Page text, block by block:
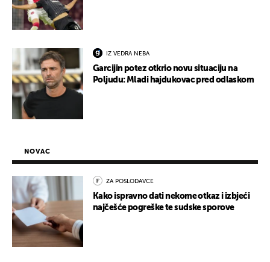
IZ VEDRA NEBA
Garcijin potez otkrio novu situaciju na
Poljudu: Mladi hajdukovac pred odlaskom
NOVAC
ZA POSLODAVCE
Kako ispravno dati nekome otkaz i izbjeći
najčešće pogreške te sudske sporove